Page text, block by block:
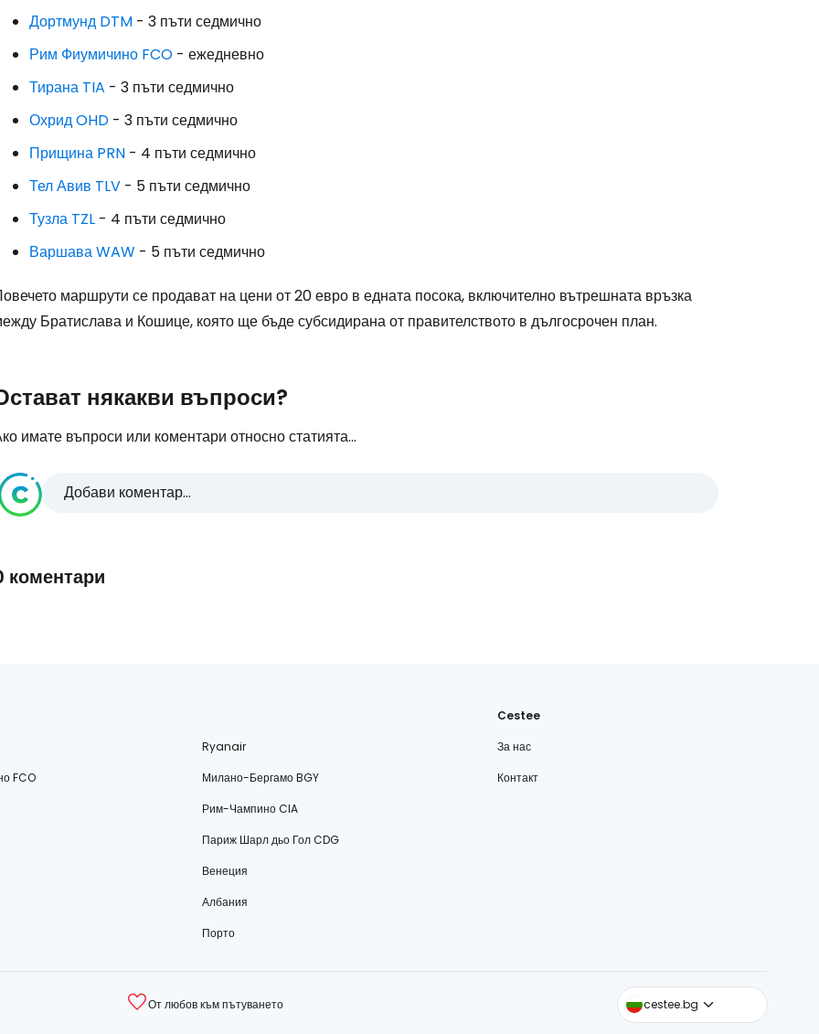
Дортмунд DTM - 3 пъти седмично
Рим Фиумичино FCO - ежедневно
Тирана TIA - 3 пъти седмично
Охрид OHD - 3 пъти седмично
Прищина PRN - 4 пъти седмично
Тел Авив TLV - 5 пъти седмично
Тузла TZL - 4 пъти седмично
Варшава WAW - 5 пъти седмично
маршрути се продават на цени от 20 евро в едната посока, включително вътрешната връзка
Братислава и Кошице, която ще бъде субсидирана от правителството в дългосрочен план.
някакви въпроси?
имате въпроси или коментари относно статията...
Добави коментар...
коментари
Ryanair
FCO
Милано-Бергамо BGY
Рим-Чампино CIA
Париж Шарл дьо Гол CDG
Венеция
Албания
Порто
Cestee
За нас
Контакт
От любов към пътуването cestee.bg
cestee.com
cestee.sk